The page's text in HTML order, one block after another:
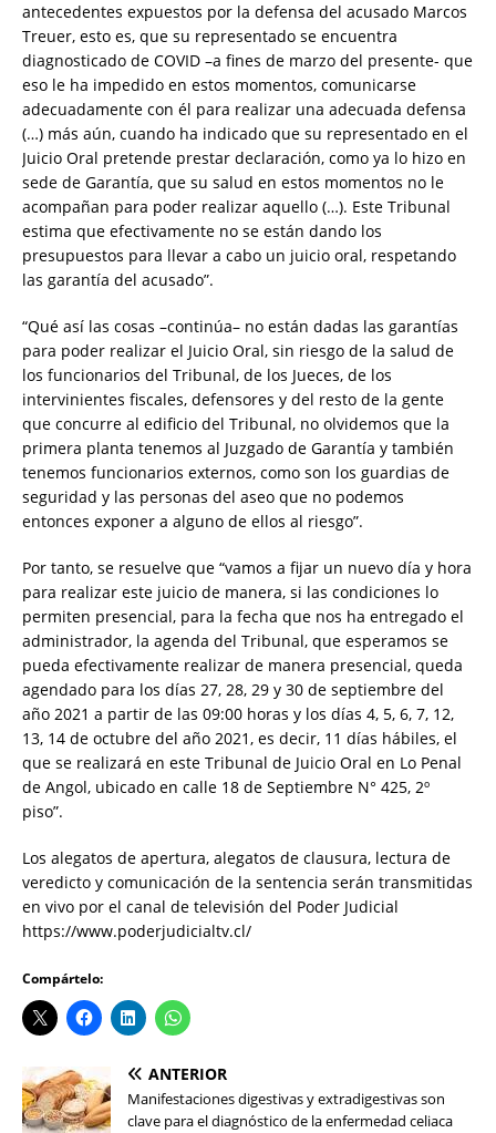
antecedentes expuestos por la defensa del acusado Marcos
Treuer, esto es, que su representado se encuentra
diagnosticado de COVID –a fines de marzo del presente- que
eso le ha impedido en estos momentos, comunicarse
adecuadamente con él para realizar una adecuada defensa
(…) más aún, cuando ha indicado que su representado en el
Juicio Oral pretende prestar declaración, como ya lo hizo en
sede de Garantía, que su salud en estos momentos no le
acompañan para poder realizar aquello (…). Este Tribunal
estima que efectivamente no se están dando los
presupuestos para llevar a cabo un juicio oral, respetando
las garantía del acusado”.
“Qué así las cosas –continúa– no están dadas las garantías
para poder realizar el Juicio Oral, sin riesgo de la salud de
los funcionarios del Tribunal, de los Jueces, de los
intervinientes fiscales, defensores y del resto de la gente
que concurre al edificio del Tribunal, no olvidemos que la
primera planta tenemos al Juzgado de Garantía y también
tenemos funcionarios externos, como son los guardias de
seguridad y las personas del aseo que no podemos
entonces exponer a alguno de ellos al riesgo”.
Por tanto, se resuelve que “vamos a fijar un nuevo día y hora
para realizar este juicio de manera, si las condiciones lo
permiten presencial, para la fecha que nos ha entregado el
administrador, la agenda del Tribunal, que esperamos se
pueda efectivamente realizar de manera presencial, queda
agendado para los días 27, 28, 29 y 30 de septiembre del
año 2021 a partir de las 09:00 horas y los días 4, 5, 6, 7, 12,
13, 14 de octubre del año 2021, es decir, 11 días hábiles, el
que se realizará en este Tribunal de Juicio Oral en Lo Penal
de Angol, ubicado en calle 18 de Septiembre N° 425, 2º
piso”.
Los alegatos de apertura, alegatos de clausura, lectura de
veredicto y comunicación de la sentencia serán transmitidas
en vivo por el canal de televisión del Poder Judicial
https://www.poderjudicialtv.cl/
Compártelo:
ANTERIOR
Manifestaciones digestivas y extradigestivas son
clave para el diagnóstico de la enfermedad celiaca